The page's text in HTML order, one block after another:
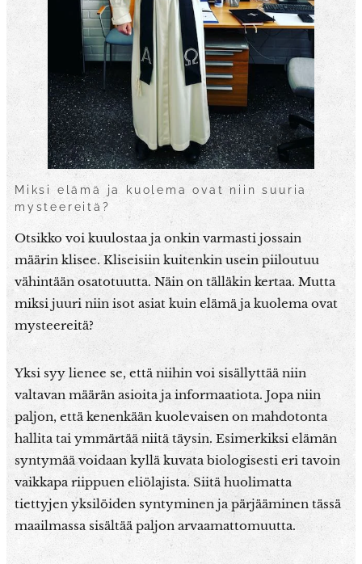
Miksi elämä ja kuolema ovat niin suuria
mysteereitä?
Otsikko voi kuulostaa ja onkin varmasti jossain
määrin klisee. Kliseisiin kuitenkin usein piiloutuu
vähintään osatotuutta. Näin on tälläkin kertaa. Mutta
miksi juuri niin isot asiat kuin elämä ja kuolema ovat
mysteereitä?
Yksi syy lienee se, että niihin voi sisällyttää niin
valtavan määrän asioita ja informaatiota. Jopa niin
paljon, että kenenkään kuolevaisen on mahdotonta
hallita tai ymmärtää niitä täysin. Esimerkiksi elämän
syntymää voidaan kyllä kuvata biologisesti eri tavoin
vaikkapa riippuen eliölajista. Siitä huolimatta
tiettyjen yksilöiden syntyminen ja pärjääminen tässä
maailmassa sisältää paljon arvaamattomuutta.